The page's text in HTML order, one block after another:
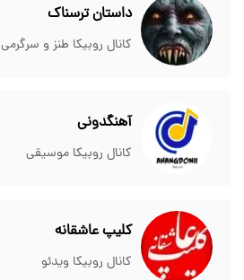
داستان ترسناک
کانال روبیکا طنز و سرگرمی
آهنگدونی
کانال روبیکا موسیقی
کلیپ عاشقانه
کانال روبیکا ویدئو